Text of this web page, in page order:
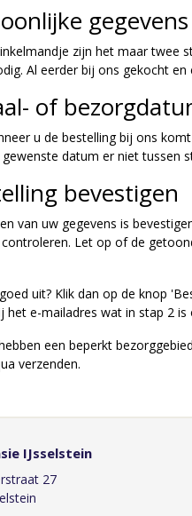
zijn het maar twee
Al eerder bij ons gekocht
of
u de bestelling bij ons
datum er niet tussen
bevestigen
van uw gegevens is
Let op of de
uit? Klik dan op de knop
het e-mailadres wat in stap 2 is
een beperkt
verzenden.
IJsselstein
27